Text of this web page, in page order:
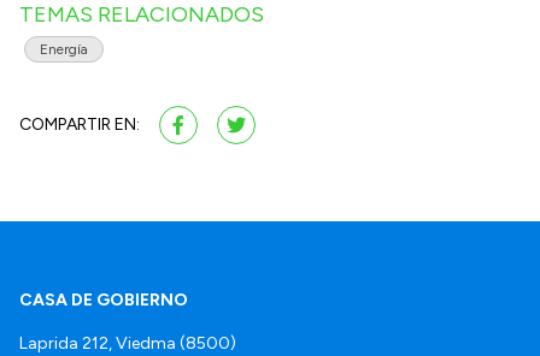
TEMAS RELACIONADOS
Energía
COMPARTIR EN:
CASA DE GOBIERNO
Laprida 212, Viedma (8500)